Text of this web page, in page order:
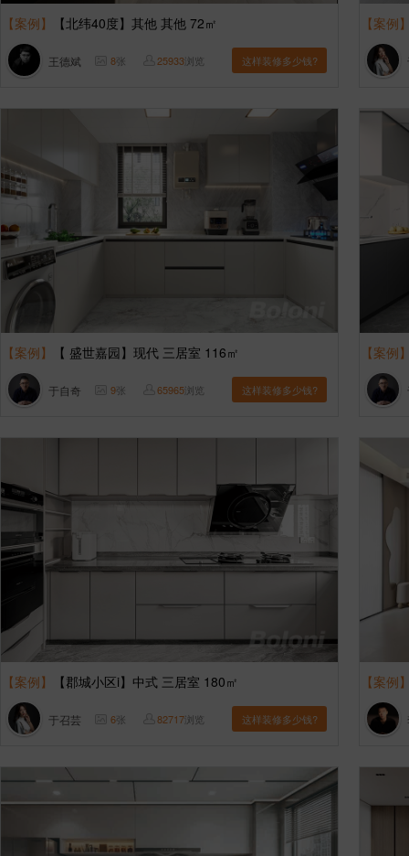
【案例】 【北纬40度】其他 其他 72㎡
王德斌 8张 25933浏览 这样装修多少钱?
【案例
【案例】 【 盛世嘉园】现代 三居室 116㎡
于自奇 9张 65965浏览 这样装修多少钱?
【案例
【案例】 【郡城小区i】中式 三居室 180㎡
于召芸 6张 82717浏览 这样装修多少钱?
【案例